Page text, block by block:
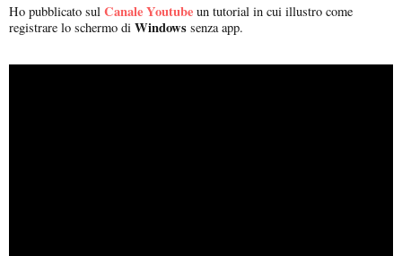
Ho pubblicato sul Canale Youtube un tutorial in cui illustro come
registrare lo schermo di Windows senza app.